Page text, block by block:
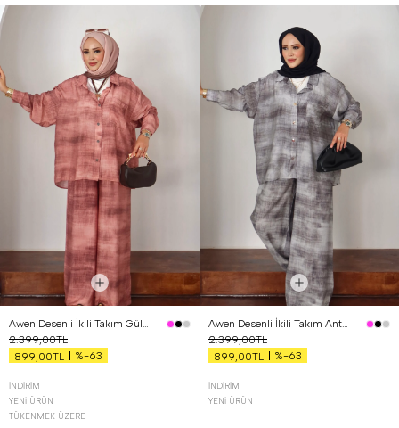
Awen Desenli İkili Takım Gül Kurusu
2.399,00TL
899,00TL
%-63
İNDIRIM
YENI ÜRÜN
TÜKENMEK ÜZERE
Awen Desenli İkili Takım Antrasit
2.399,00TL
899,00TL
%-63
İNDIRIM
YENI ÜRÜN